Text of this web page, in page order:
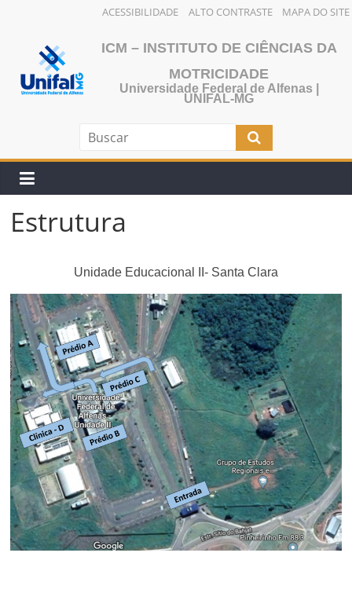
ACESSIBILIDADE ALTO CONTRASTE MAPA DO SITE
ICM – INSTITUTO DE CIÊNCIAS DA
MOTRICIDADE
Universidade Federal de Alfenas |
UNIFAL-MG
Estrutura
Unidade Educacional II- Santa Clara